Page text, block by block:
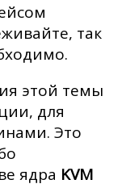
так
этой темы
для
Это
ядра KVM